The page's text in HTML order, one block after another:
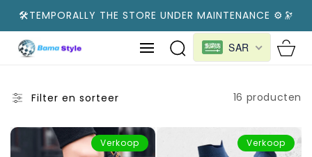
NAAR
ARTIKEL
🛠️TEMPORALLY THE STORE UNDER MAINTENANCE ⚙️🔭
SAR Cart
Filter en sorteer 16 producten
Verkoop Verkoop